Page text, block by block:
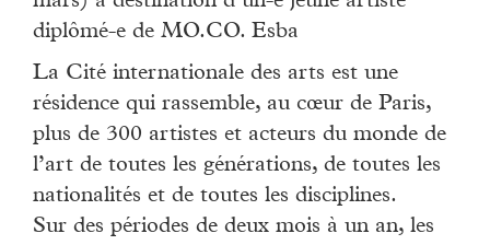
diplômé-e de MO.CO. Esba
La Cité internationale des arts est une
résidence qui rassemble, au cœur de Paris,
plus de 300 artistes et acteurs du monde de
l’art de toutes les générations, de toutes les
nationalités et de toutes les disciplines.
Sur des périodes de deux mois à un an, les